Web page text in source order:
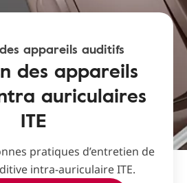
appareils auditifs
des appareils
auriculaires
ITE
pratiques d’entretien de
intra-auriculaire ITE.